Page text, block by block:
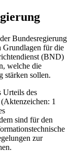
Bundesregierung
Grundlagen für die
(BND)
welche die
stärken sollen.
Urteils des
1
sind für den
zur